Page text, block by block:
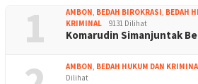
1 AMBON, BEDAH BIROKRASI, BEDAH
KRIMINAL
9131 Dilihat
Komarudin Simanjuntak
AMBON, BEDAH HUKUM DAN
Dilihat